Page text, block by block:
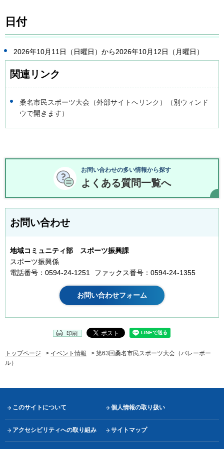
日付
2026年10月11日（日曜日）から2026年10月12日（月曜日）
関連リンク
桑名市民スポーツ大会（外部サイトへリンク）（別ウィンド
ウで開きます）
お問い合わせの多い情報から探す
よくある質問一覧へ
お問い合わせ
地域コミュニティ部 スポーツ振興課
スポーツ振興係
電話番号：0594-24-1251
ファックス番号：0594-24-1355
印刷
トップページ > イベント情報
> 第63回桑名市民スポーツ大会（バレーボー
ル）
このサイトについて 個人情報の取り扱い
アクセシビリティへの取り組み サイトマップ